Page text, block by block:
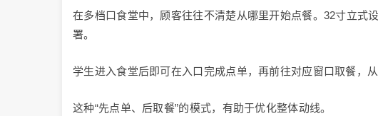
在多档口食堂中，顾客往往不清楚从哪里开始点餐。32寸立式
署。
学生进入食堂后即可在入口完成点单，再前往对应窗口取餐，
这种“先点单、后取餐”的模式，有助于优化整体动线。